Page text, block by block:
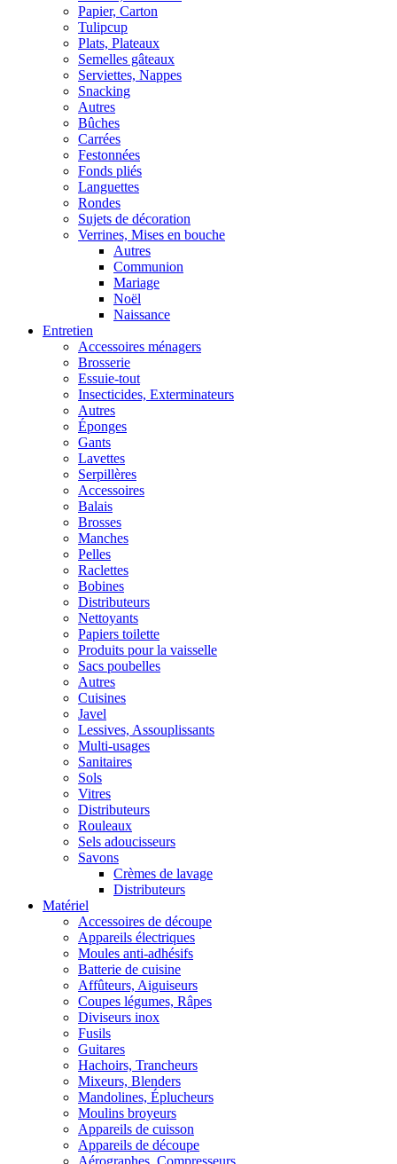
Papier, Carton
Tulipcup
Plats, Plateaux
Semelles gâteaux
Serviettes, Nappes
Snacking
Autres
Bûches
Carrées
Festonnées
Fonds pliés
Languettes
Rondes
Sujets de décoration
Verrines, Mises en bouche
Autres
Communion
Mariage
Noël
Naissance
Entretien
Accessoires ménagers
Brosserie
Essuie-tout
Insecticides, Exterminateurs
Autres
Éponges
Gants
Lavettes
Serpillères
Accessoires
Balais
Brosses
Manches
Pelles
Raclettes
Bobines
Distributeurs
Nettoyants
Papiers toilette
Produits pour la vaisselle
Sacs poubelles
Autres
Cuisines
Javel
Lessives, Assouplissants
Multi-usages
Sanitaires
Sols
Vitres
Distributeurs
Rouleaux
Sels adoucisseurs
Savons
Crèmes de lavage
Distributeurs
Matériel
Accessoires de découpe
Appareils électriques
Moules anti-adhésifs
Batterie de cuisine
Affûteurs, Aiguiseurs
Coupes légumes, Râpes
Diviseurs inox
Fusils
Guitares
Hachoirs, Trancheurs
Mixeurs, Blenders
Mandolines, Éplucheurs
Moulins broyeurs
Appareils de cuisson
Appareils de découpe
Aérographes, Compresseurs